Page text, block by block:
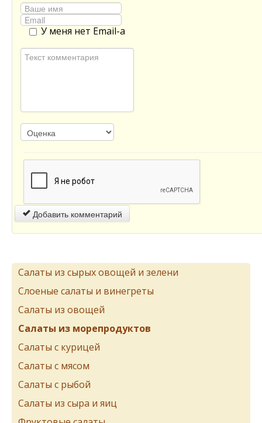
У меня нет Email-а
Добавить комментарий
Салаты из сырых овощей и зелени
Слоеные салаты и винегреты
Салаты из овощей
Салаты из морепродуктов
Салаты с курицей
Салаты с мясом
Салаты с рыбой
Салаты из сыра и яиц